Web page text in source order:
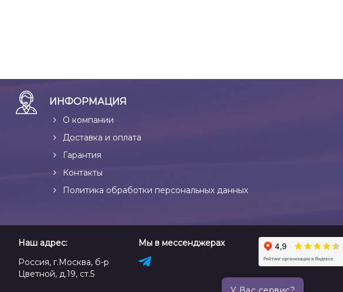
ИНФОРМАЦИЯ
О компании
Доставка и оплата
Гарантия
Контакты
Политика обработки персональных данных
Наш адрес:
Россия, г.Москва, б-р
Цветной, д.19, ст.5
Мы в мессенджерах